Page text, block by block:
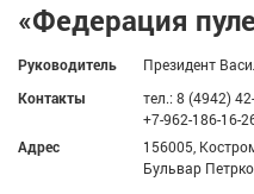
«Федерация
Руководитель
Президент
Контакты
тел.: 8 (4942)
+7-962-186-16-
Адрес
156005,
Бульвар